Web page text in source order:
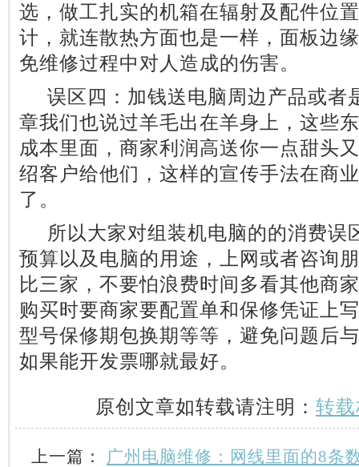
选，做工扎实的机箱在辐射及配件位
计，就连散热方面也是一样，面板边
免维修过程中对人造成的伤害。
误区四：加钱送电脑周边产品或者
章我们也说过羊毛出在羊身上，这些
成本里面，商家利润高送你一点甜头
绍客户给他们，这样的宣传手法在商
了。
所以大家对组装机电脑的的消费误
预算以及电脑的用途，上网或者咨询
比三家，不要怕浪费时间多看其他商
购买时要商家要配置单和保修凭证上
型号保修期包换期等等，避免问题后
如果能开发票哪就最好。
原创文章如转载请注明： 转
上一篇： 广州电脑维修：网线里面的8条